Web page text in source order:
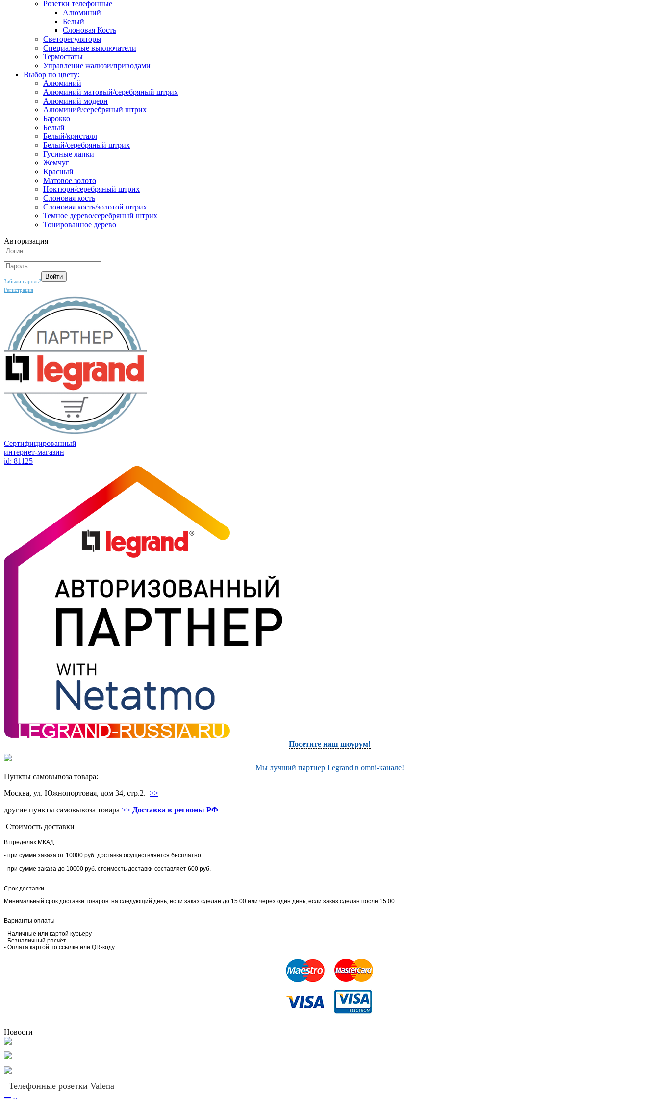
Розетки телефонные
Алюминий
Белый
Слоновая Кость
Светорегуляторы
Специальные выключатели
Термостаты
Управление жалюзи/приводами
Выбор по цвету:
Алюминий
Алюминий матовый/серебряный штрих
Алюминий модерн
Алюминий/серебряный штрих
Барокко
Белый
Белый/кристалл
Белый/серебряный штрих
Гусиные лапки
Жемчуг
Красный
Матовое золото
Ноктюрн/серебряный штрих
Слоновая кость
Слоновая кость/золотой штрих
Темное дерево/серебряный штрих
Тонированное дерево
Авторизация
Забыли пароль?
Регистрация
Сертифицированный
интернет-магазин
id: 81125
Посетите наш шоурум!
Мы лучший партнер Legrand в omni-канале!
Пункты самовывоза товара:
Москва, ул. Южнопортовая, дом 34, стр.2. >>
другие пункты самовывоза товара >> Доставка в регионы РФ
Стоимость доставки
В пределах МКАД:
- при сумме заказа от 10000 руб. доставка осуществляется бесплатно
- при сумме заказа до 10000 руб. стоимость доставки составляет 600 руб.
Срок доставки
Минимальный срок доставки товаров: на следующий день, если заказ сделан до 15:00 или через один день, если заказ сделан после 15:00
Варианты оплаты
- Наличные или картой курьеру
- Безналичный расчёт
- Оплата картой по ссылке или QR-коду
Новости
Телефонные розетки Valena